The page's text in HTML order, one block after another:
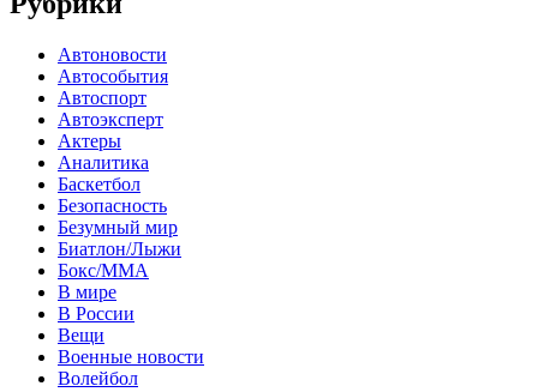
Автоновости
Автособытия
Автоспорт
Автоэксперт
Актеры
Аналитика
Баскетбол
Безопасность
Безумный мир
Биатлон/Лыжи
Бокс/MMA
В мире
В России
Вещи
Военные новости
Волейбол